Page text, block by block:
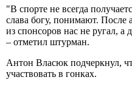
"В спорте не всегда
слава богу, понимают.
из спонсоров нас не ругал,
– отметил штурман.
Антон Власюк подчеркнул,
участвовать в гонках.